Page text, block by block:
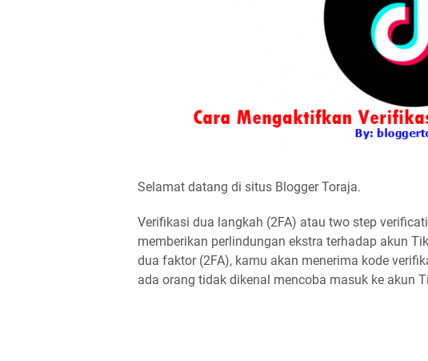
Selamat datang di situs Blogger Toraja.
Verifikasi dua langkah (2FA) atau two step
memberikan perlindungan ekstra terhadap akun
dua faktor (2FA), kamu akan menerima kode
ada orang tidak dikenal mencoba masuk ke akun